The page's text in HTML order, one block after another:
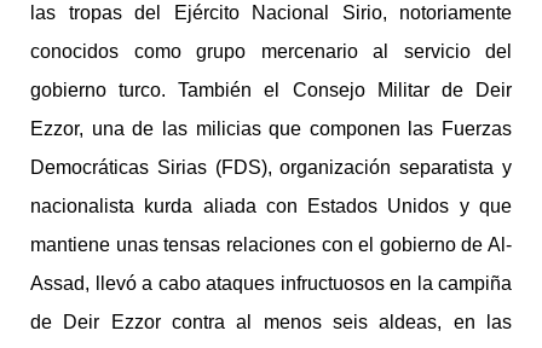
las tropas del Ejército Nacional Sirio, notoriamente
conocidos como grupo mercenario al servicio del
gobierno turco. También el Consejo Militar de Deir
Ezzor, una de las milicias que componen las Fuerzas
Democráticas Sirias (FDS), organización separatista y
nacionalista kurda aliada con Estados Unidos y que
mantiene unas tensas relaciones con el gobierno de Al-
Assad, llevó a cabo ataques infructuosos en la campiña
de Deir Ezzor contra al menos seis aldeas, en las